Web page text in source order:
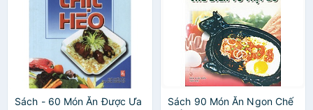
Sách - 60 Món Ăn Được Ưa
Sách 90 Món Ăn Ngon Chế